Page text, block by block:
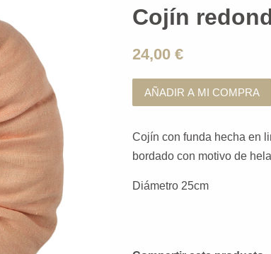
Cojín
24,00 €
AÑADIR A MI COMPRA
Cojín con funda hecha en
bordado con motivo de
Diámetro 25cm